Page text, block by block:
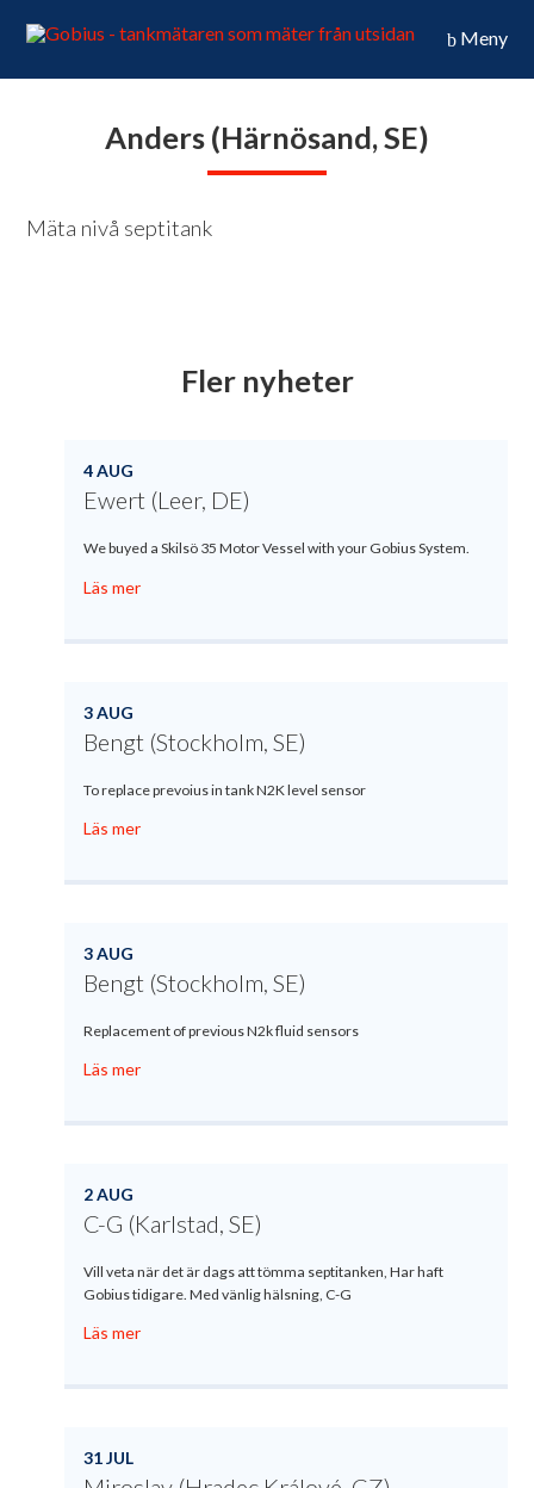
Meny
Anders (Härnösand, SE)
Mäta nivå septitank
Fler nyheter
4 AUG
Ewert (Leer, DE)
We buyed a Skilsö 35 Motor Vessel with your Gobius System.
Läs mer
3 AUG
Bengt (Stockholm, SE)
To replace prevoius in tank N2K level sensor
Läs mer
3 AUG
Bengt (Stockholm, SE)
Replacement of previous N2k fluid sensors
Läs mer
2 AUG
C-G (Karlstad, SE)
Vill veta när det är dags att tömma septitanken, Har haft
Gobius tidigare. Med vänlig hälsning, C-G
Läs mer
31 JUL